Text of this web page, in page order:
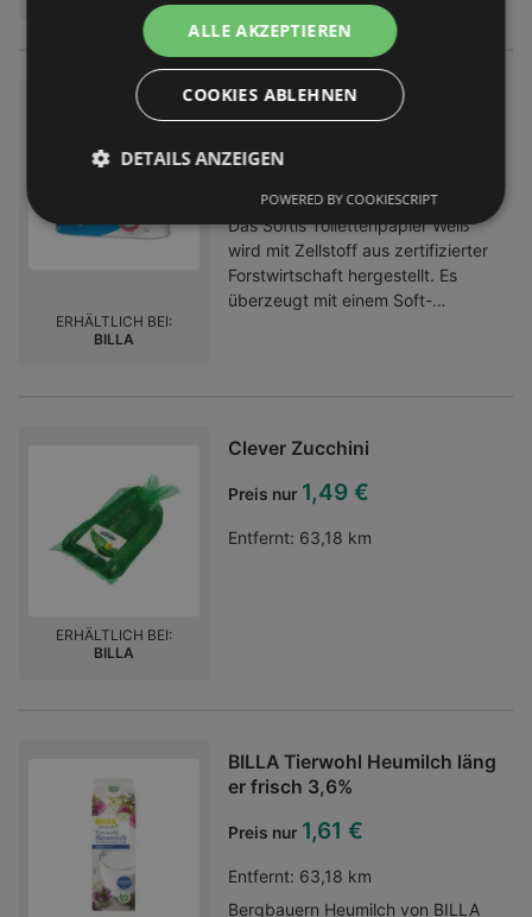
Softis Toilettenpapier Weiß
Entfernt: 63,18 km
Das Softis Toilettenpapier Weiß
wird mit Zellstoff aus zertifizierter
Forstwirtschaft hergestellt. Es
überzeugt mit einem Soft-
ERHÄLTLICH BEI:
BILLA
Clever Zucchini
Preis nur 1,49 €
Entfernt: 63,18 km
ERHÄLTLICH BEI:
BILLA
BILLA Tierwohl Heumilch läng
er frisch 3,6%
Preis nur 1,61 €
Entfernt: 63,18 km
Bergbauern Heumilch von BILLA
ALLE AKZEPTIEREN
COOKIES ABLEHNEN
DETAILS ANZEIGEN
POWERED BY COOKIESCRIPT